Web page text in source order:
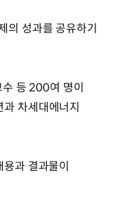
의 성과를 공유하기
등 200여 명이
차세대에너지
과 결과물이